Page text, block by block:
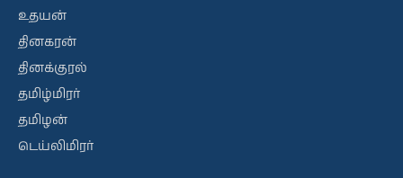
உதயன்
தினகரன்
தினக்குரல்
தமிழ்மிரர்
தமிழன்
டெய்லிமிரர்